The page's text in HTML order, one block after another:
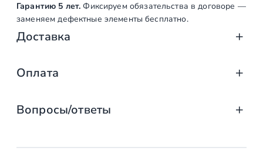
Гарантию 5 лет. Фиксируем обязательства в договоре —
заменяем дефектные элементы бесплатно.
Доставка
Доставка от «СтаирсПром»: аккуратно,
от упаковки на производстве до разгрузки на объекте.
Какие изделия мы доставляем
маршевые, винтовые, консольные и модульные
Оплата
Оплата услуг «СтаирсПром»: удобно,
Вопросы/ответы
Предусмотрена ли возможность